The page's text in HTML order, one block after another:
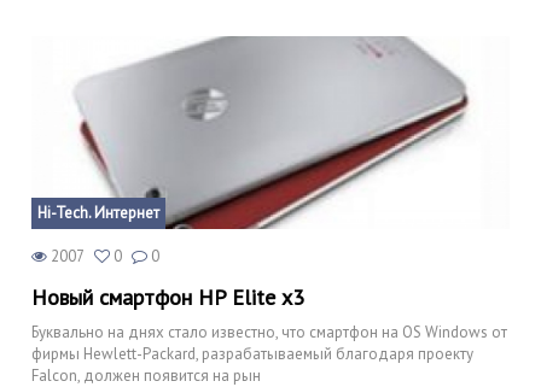
Hi-Tech. Интернет
2007 0 0
Новый смартфон HP Elite x3
Буквально на днях стало известно, что смартфон на OS Windows от
фирмы Hewlett-Packard, разрабатываемый благодаря проекту
Falcon, должен появится на рын